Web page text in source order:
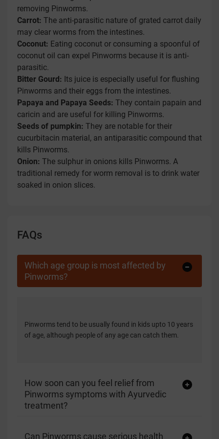
removing Pinworms.
Carrot: The anti-parasitic nature of grated carrot daily
may clear worms from the intestines.
Coconut: Eating coconut or consuming a spoonful of
coconut oil can expel Pinworms because it is anti-
parasitic.
Bitter Gourd: Its juice is especially useful for flushing
Pinworms and their eggs from the intestines.
Papaya and Papaya Seeds: They contain papain and
caricin and are useful for killing Pinworms.
Seeds of pumpkin: They are notable for their
cucurbitacin material, an antiparasitic compound that
kills Pinworms.
Onion: The sulphur in onions kills Pinworms. A
traditional remedy for worm removal is to drink water
soaked in onion slices.
FAQs
Which age group is most affected by
Pinworms?
Pinworms tend to be usually found in kids upto 10 years
of age, although people of any age can catch them.
How soon can you feel relief from
Pinworms symptoms with Ayurvedic
treatment?
Can Pinworms cause serious health